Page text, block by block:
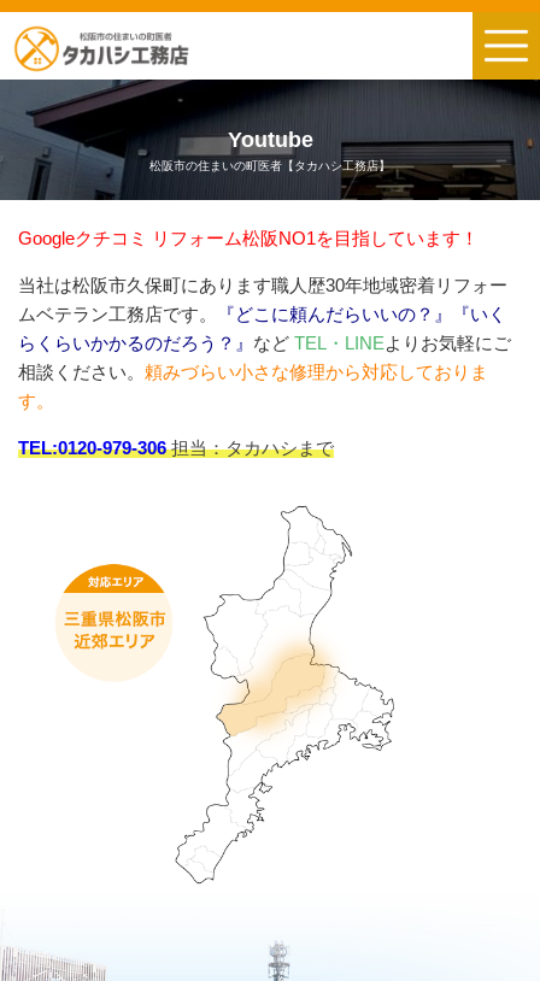
Youtube
松阪市の住まいの町医者【タカハシ工務店】
Googleクチコミ リフォーム松阪NO1を目指しています！
当社は松阪市久保町にあります職人歴30年地域密着リフォー
ムベテラン工務店です。
『どこに頼んだらいいの？』『いく
らくらいかかるのだろう？』 など TEL・LINEよりお気軽にご
相談ください。 頼みづらい小さな修理から対応しておりま
す。
TEL:0120-979-306 担当：タカハシまで